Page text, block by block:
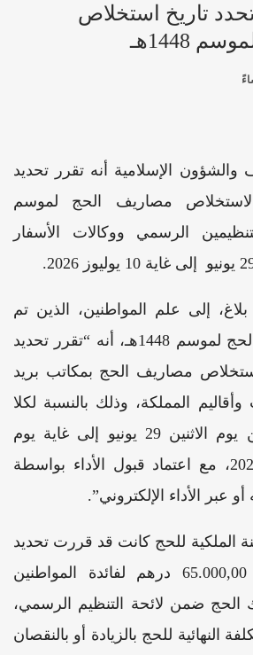
تاريخ استخلاص
1448هـ
والشؤون الإسلامية أنه تقرر تحديد
مصاريف الحج لموسم
للتنظيمين الرسمي ووكالات الأسفار
إلى علم المواطنين، الذين تم
انتقاؤهم في قرعة الحج لموسم 1448هـ، أنه “تقرر تحديد
مصاريف الحج بمكاتب بريد
المملكة، وذلك بالنسبة لكلا
التنظيمين، ابتداء من يوم الاثنين 29 يونيو إلى غاية يوم
الجمعة 10 يوليوز 2026، مع اعتماد قبول الأداء بواسطة
عبر الأداء الإلكتروني”.
الملكية للحج كانت قد قررت تحديد
مبلغ تقريبي قدره 65.000,00 درهم لفائدة المواطنين
الحج ضمن لائحة التنظيم الرسمي،
النهائية للحج بالزيادة أو بالنقصان